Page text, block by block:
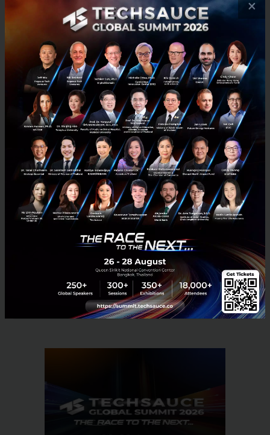
ไทยใช้พาณิชย์อิเล็กทรอนิกส์เพิ่มความสามารถในการ
แข่งขัน สำหรับบุคคลธรรมดาที่ค้าขายผ่านระบบออนไลน์
อยู่แล้ว แต่ยังไม่ได้ขอรับเครื่องหมาย DBD Registered ให้
ขอรับเครื่องหมายฯ ได้ทางเว็บไซต์
www.trustmarkthai.comหลังจากนั้น จึงจะสามารถ
สมัครเข้าร่วมโครงการฯ ได้ สอบถามรายละเอียดเพิ่มเติม
ได้ที่ Line : @domainthai, e-Mail :
info@domain.online.thและส่วนส่งเสริมพาณิชย์
อิเล็กทรอนิกส์ กองพาณิชย์อิเล็กทรอนิกส์ กรมพัฒนาธุรกิจ
การค้า กระทรวงพาณิชย์ โทรศัพท์หมายเลข 0 2547
5959 อีเมล :e-commerce@dbd.go.thและ
www.dbd.go.th ได้.-สำนักข่าวไทย
กระทรวงพาณิชย์ กรมพัฒนาธุรกิจการค้า
No comment
×